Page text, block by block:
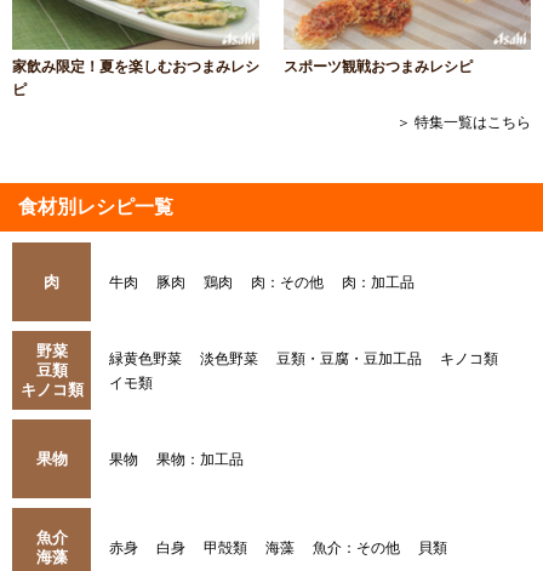
家飲み限定！夏を楽しむおつまみレシ
ピ
スポーツ観戦おつまみレシピ
＞ 特集一覧はこちら
食材別レシピ一覧
肉 牛肉 豚肉 鶏肉 肉：その他 肉：加工品
野菜
豆類
キノコ類
緑黄色野菜 淡色野菜 豆類・豆腐・豆加工品
キノコ類
イモ類
果物 果物 果物：加工品
魚介
海藻
赤身 白身 甲殻類 海藻 魚介：その他 貝類